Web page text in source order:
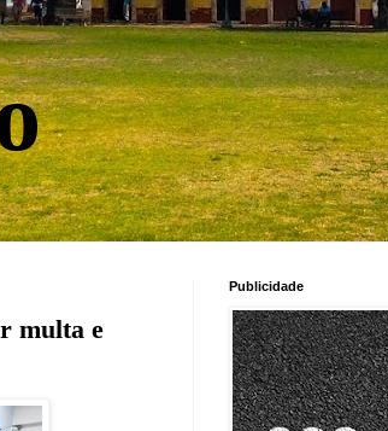
multa e
Publicidade